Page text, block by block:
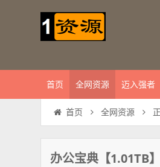
首页 全网资源 迈入强者
首页 全网资源
办公宝典【1.01TB